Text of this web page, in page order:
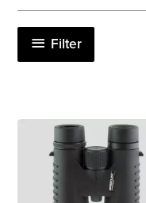
sensorer og digitale
Dette gjør det mulig
mørke eller under
Avstandsmålere er
gir nøyaktige
Filter